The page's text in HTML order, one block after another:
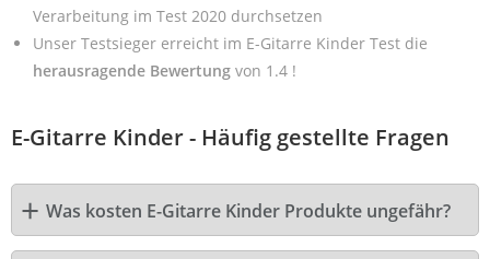
Verarbeitung im Test 2020 durchsetzen
Unser Testsieger erreicht im E-Gitarre Kinder Test die
herausragende Bewertung von 1.4 !
E-Gitarre Kinder - Häufig gestellte Fragen
Was kosten E-Gitarre Kinder Produkte ungefähr?